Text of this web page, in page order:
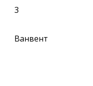
3
Ванвент